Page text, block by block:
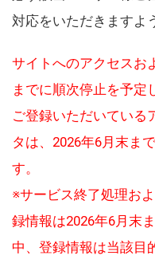
対応をいただきますよ
サイトへのアクセスお
までに順次停止を予定
ご登録いただいている
タは、2026年6月末ま
す。
※サービス終了処理お
録情報は2026年6月末
中、登録情報は当該目